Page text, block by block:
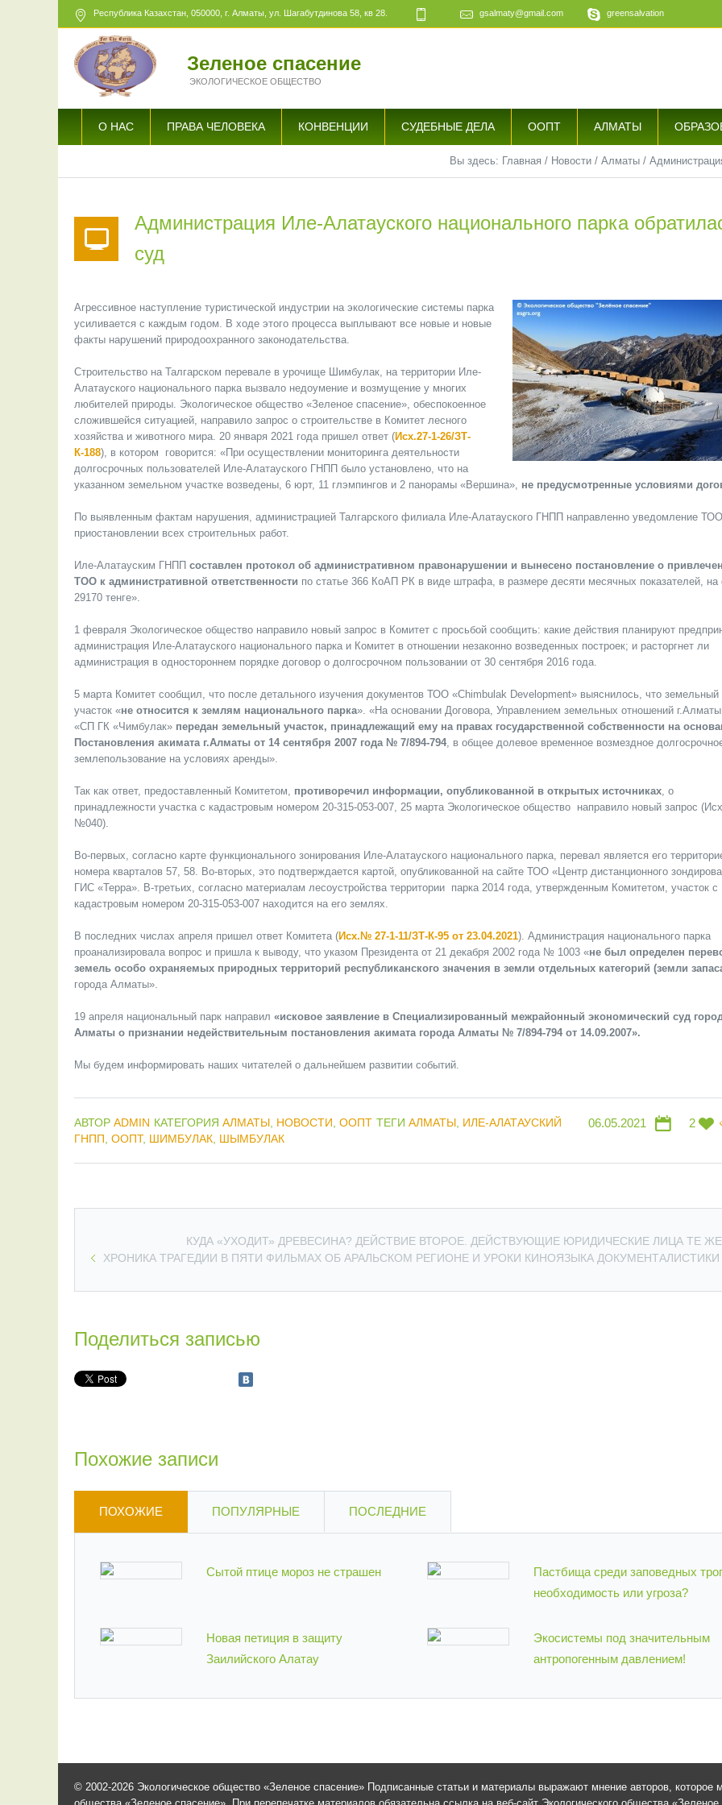
Республика Казахстан, 050000, г. Алматы, ул. Шагабутдинова 58, кв 28. gsalmaty@gmail.com greensalvation
Зеленое спасение
ЭКОЛОГИЧЕСКОЕ ОБЩЕСТВО
О НАС ПРАВА ЧЕЛОВЕКА КОНВЕНЦИИ СУДЕБНЫЕ ДЕЛА ООПТ АЛМАТЫ
Вы здесь: Главная / Новости / Алматы /
Администрация Иле-Алатауского национального парка
суд
Агрессивное наступление туристической индустрии на экологические системы парка
усиливается с каждым годом. В ходе этого процесса выплывают все новые и новые
факты нарушений природоохранного законодательства.
Строительство на Талгарском перевале в урочище Шимбулак, на территории Иле-
Алатауского национального парка вызвало недоумение и возмущение у многих
любителей природы. Экологическое общество «Зеленое спасение», обеспокоенное
сложившейся ситуацией, направило запрос о строительстве в Комитет лесного
хозяйства и животного мира. 20 января 2021 года пришел ответ (Исх.27-1-26/ЗТ-
К-188), в котором говорится: «При осуществлении мониторинга деятельности
долгосрочных пользователей Иле-Алатауского ГНПП было установлено, что на
указанном земельном участке возведены, 6 юрт, 11 глэмпингов и 2 панорамы «Вершина», не предусмотренные условиями
По выявленным фактам нарушения, администрацией Талгарского филиала Иле-Алатауского ГНПП направленно уведомление
приостановлении всех строительных работ.
Иле-Алатауским ГНПП составлен протокол об административном правонарушении и вынесено постановление о
ТОО к административной ответственности по статье 366 КоАП РК в виде штрафа, в размере десяти месячных показателей,
29170 тенге».
1 февраля Экологическое общество направило новый запрос в Комитет с просьбой сообщить: какие действия планируют
администрация Иле-Алатауского национального парка и Комитет в отношении незаконно возведенных построек; и расторгнет ли
администрация в одностороннем порядке договор о долгосрочном пользовании от 30 сентября 2016 года.
5 марта Комитет сообщил, что после детального изучения документов ТОО «Chimbulak Development» выяснилось, что земельный
участок «не относится к землям национального парка». «На основании Договора, Управлением земельных отношений
«СП ГК «Чимбулак» передан земельный участок, принадлежащий ему на правах государственной собственности на
Постановления акимата г.Алматы от 14 сентября 2007 года № 7/894-794, в общее долевое временное возмездное
землепользование на условиях аренды».
Так как ответ, предоставленный Комитетом, противоречил информации, опубликованной в открытых источниках, о
принадлежности участка с кадастровым номером 20-315-053-007, 25 марта Экологическое общество направило новый запрос
№040).
Во-первых, согласно карте функционального зонирования Иле-Алатауского национального парка, перевал является его
номера кварталов 57, 58. Во-вторых, это подтверждается картой, опубликованной на сайте ТОО «Центр дистанционного
ГИС «Терра». В-третьих, согласно материалам лесоустройства территории парка 2014 года, утвержденным Комитетом, участок с
кадастровым номером 20-315-053-007 находится на его землях.
В последних числах апреля пришел ответ Комитета (Исх.№ 27-1-11/ЗТ-К-95 от 23.04.2021). Администрация национального парка
проанализировала вопрос и пришла к выводу, что указом Президента от 21 декабря 2002 года № 1003 «не был определен
земель особо охраняемых природных территорий республиканского значения в земли отдельных категорий (земли
города Алматы».
19 апреля национальный парк направил «исковое заявление в Специализированный межрайонный экономический суд
Алматы о признании недействительным постановления акимата города Алматы № 7/894-794 от 14.09.2007».
Мы будем информировать наших читателей о дальнейшем развитии событий.
06.05.2021 2
АВТОР ADMIN КАТЕГОРИЯ АЛМАТЫ НОВОСТИ ООПТ ТЕГИ АЛМАТЫ ИЛЕ-АЛАТАУСКИЙ
ГНПП ООПТ, ШИМБУЛАК ШЫМБУЛАК
КУДА «УХОДИТ» ДРЕВЕСИНА? ДЕЙСТВИЕ ВТОРОЕ. ДЕЙСТВУЮЩИЕ ЮРИДИЧЕСКИЕ ЛИЦА ТЕ ЖЕ.
ХРОНИКА ТРАГЕДИИ В ПЯТИ ФИЛЬМАХ ОБ АРАЛЬСКОМ РЕГИОНЕ И УРОКИ КИНОЯЗЫКА ДОКУМЕНТАЛИСТИКИ
Поделиться записью
Похожие записи
ПОХОЖИЕ ПОПУЛЯРНЫЕ ПОСЛЕДНИЕ
Сытой птице мороз не страшен
Пастбища среди заповедных
необходимость или угроза?
Новая петиция в защиту
Заилийского Алатау
Экосистемы под значительным
антропогенным давлением!
© 2002-2026 Экологическое общество «Зеленое спасение» Подписанные статьи и материалы выражают мнение авторов, которое